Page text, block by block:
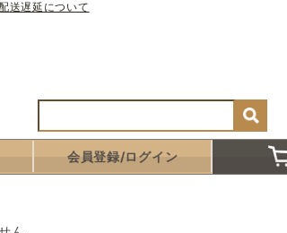
送遅延について
会員登録/ログイン